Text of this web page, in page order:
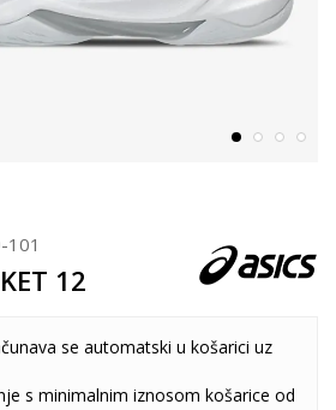
101
12
se automatski u košarici uz
s minimalnim iznosom košarice od